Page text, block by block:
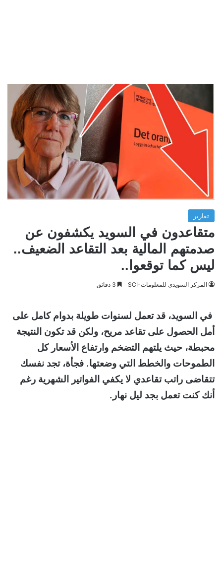
تقارير
متقاعدون في السويد يكشفون عن
صدمتهم المالية بعد التقاعد الضعيف..
ليس كما توقعوا..
المركز السويدي للمعلومات-SCI
في السويد، قد تعمل لسنوات طويلة بدوام كامل على
أمل الحصول على تقاعد مريح، ولكن قد تكون النتيجة
محبطة، حيث يلتهم التضخم وارتفاع الأسعار كل
الطموحات والخطط التي وضعتها. فجأة، تجد نفسك
تتقاضى راتب تقاعدي لا يكفي الفواتير الشهرية رغم
أنك كنت تعمل بجد ليل نهار.